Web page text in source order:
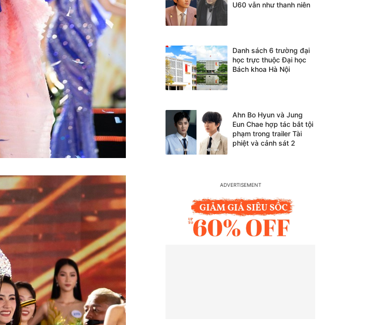
U60 vẫn như thanh niên
Danh sách 6 trường đại
học trực thuộc Đại học
Bách khoa Hà Nội
Ahn Bo Hyun và Jung
Eun Chae hợp tác bắt tội
phạm trong trailer Tài
phiệt và cảnh sát 2